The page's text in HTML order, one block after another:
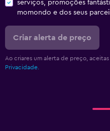
serviços, promoções
momondo e dos seus
Criar alerta de preço
Ao criares um alerta de preço, aceitas
Privacidade.